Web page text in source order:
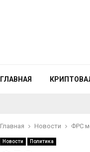
ГЛАВНАЯ
Главная Новости ФРС
Новости Политика